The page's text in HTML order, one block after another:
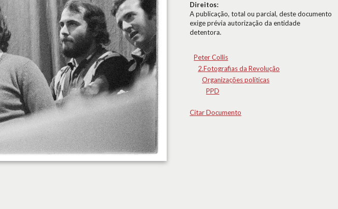
Direitos:
A publicação, total ou parcial, deste documento
exige prévia autorização da entidade
detentora.
Peter Collis
2.Fotografias da Revolução
Organizações políticas
PPD
Citar Documento